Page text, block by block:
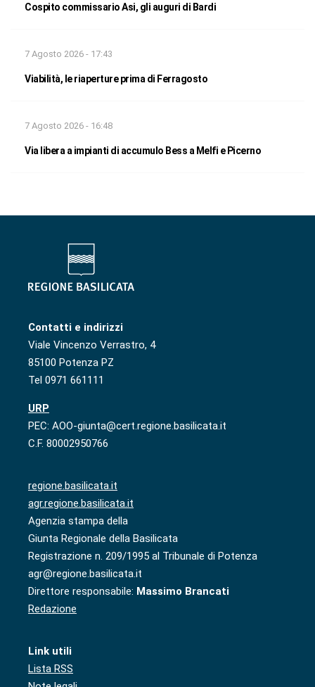
Cospito commissario Asi, gli auguri di Bardi
7 Agosto 2026 - 17:43
Viabilità, le riaperture prima di Ferragosto
7 Agosto 2026 - 16:48
Via libera a impianti di accumulo Bess a Melfi e Picerno
Contatti e indirizzi
Viale Vincenzo Verrastro, 4
85100 Potenza PZ
Tel 0971 661111
URP
PEC: AOO-giunta@cert.regione.basilicata.it
C.F. 80002950766
regione.basilicata.it
agr.regione.basilicata.it
Agenzia stampa della
Giunta Regionale della Basilicata
Registrazione n. 209/1995 al Tribunale di Potenza
agr@regione.basilicata.it
Direttore responsabile: Massimo Brancati
Redazione
Link utili
Lista RSS